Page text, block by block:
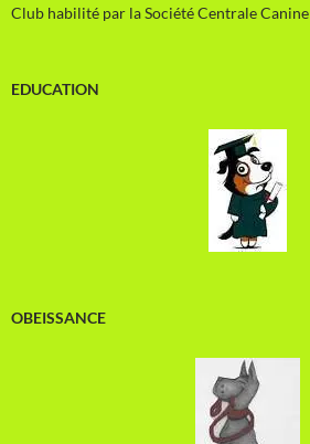
Club habilité par la Société Centrale Canine
EDUCATION
OBEISSANCE